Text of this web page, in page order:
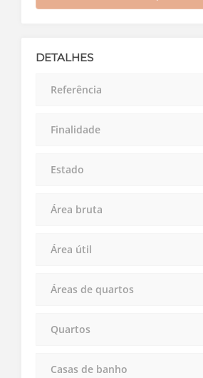
DETALHES
Referência
Finalidade
Estado
Área bruta
Área útil
Áreas de quartos
Quartos
Casas de banho